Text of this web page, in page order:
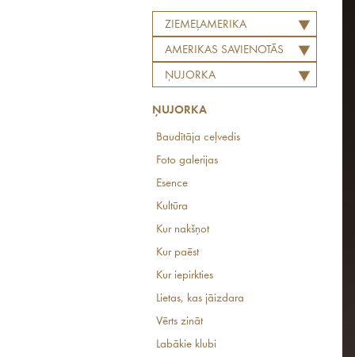
ZIEMEĻAMERIKA
AMERIKAS SAVIENOTĀS
VALSTIS
ŅUJORKA
ŅUJORKA
Baudītāja ceļvedis
Foto galerijas
Esence
Kultūra
Kur nakšņot
Kur paēst
Kur iepirkties
Lietas, kas jāizdara
Vērts zināt
Labākie klubi